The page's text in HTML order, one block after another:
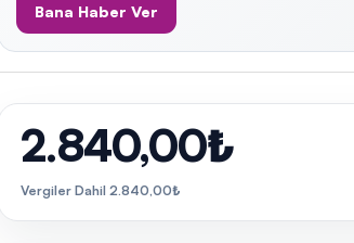
Bana Haber Ver
2.840,00₺
Vergiler Dahil 2.840,00₺